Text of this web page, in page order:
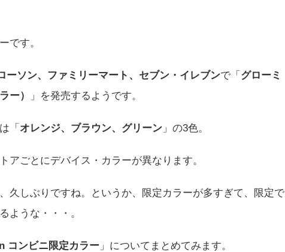
です。
ーソン、ファミリーマート、セブン・イレブンで「 グローミ
ー）
」を発売するようです。
「 オレンジ、ブラウン、グリーン 」の3色。
アごとにデバイス・カラーが異なります。
久しぶりですね。というか、限定カラーが多すぎて、限定で
ような・・・。
コンビニ限定カラー 」についてまとめてみます。